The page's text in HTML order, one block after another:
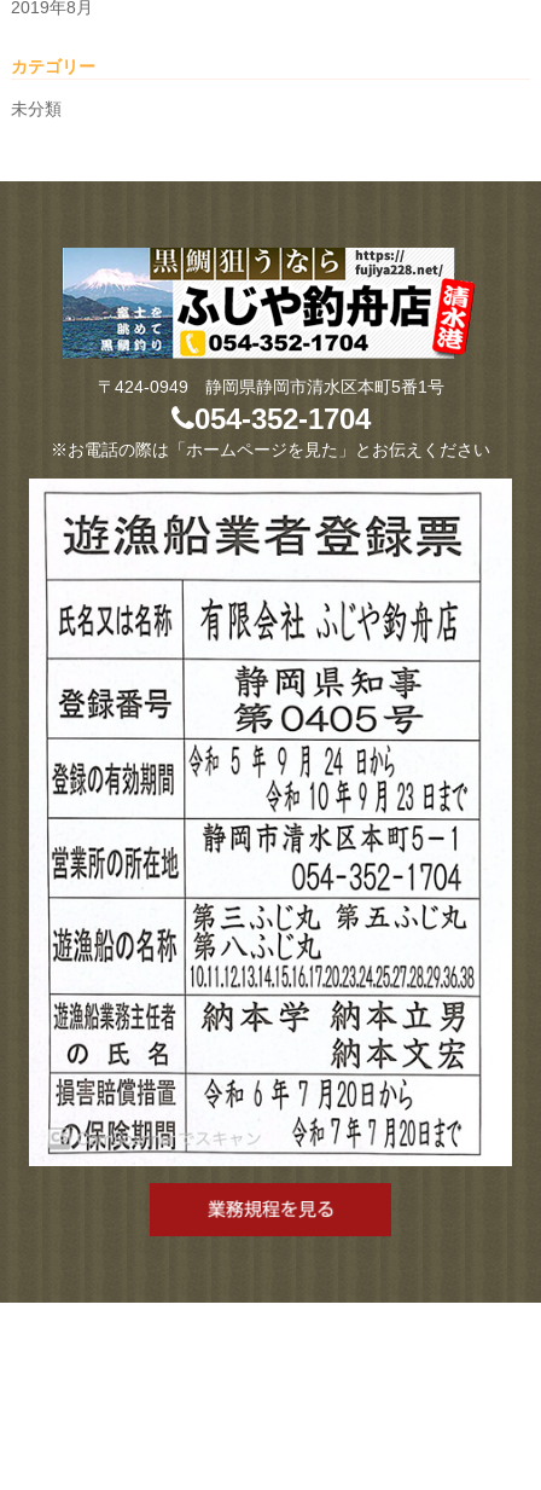
2019年8月
カテゴリー
未分類
〒424-0949 静岡県静岡市清水区本町5番1号
054-352-1704
※お電話の際は「ホームページを見た」とお伝えください